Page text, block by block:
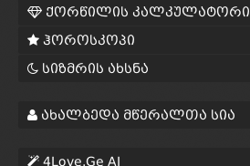
ქორწილის კალკულატორი
ჰოროსკოპი
სიზმრის ახსნა
ახალბედა მწერალთა სია
4Love.Ge AI